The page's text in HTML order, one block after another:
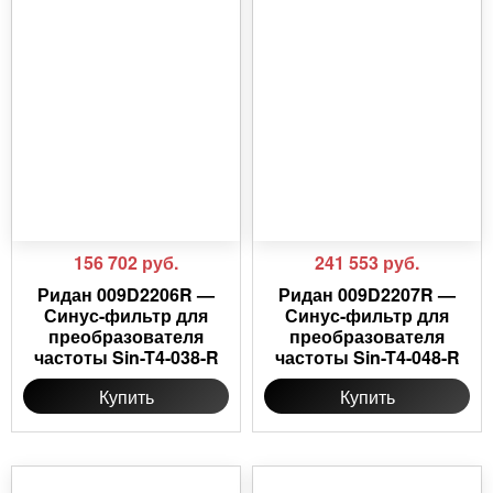
156 702 руб.
Ридан 009D2206R —
Синус-фильтр для
преобразователя
частоты Sin-T4-038-R
Купить
241 553 руб.
Ридан 009D2207R —
Синус-фильтр для
преобразователя
частоты Sin-T4-048-R
Купить